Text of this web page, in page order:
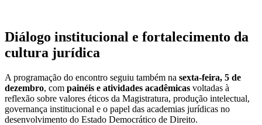
Diálogo institucional e fortalecimento da
cultura jurídica
A programação do encontro seguiu também na sexta-feira, 5 de
dezembro, com painéis e atividades acadêmicas voltadas à
reflexão sobre valores éticos da Magistratura, produção intelectual,
governança institucional e o papel das academias jurídicas no
desenvolvimento do Estado Democrático de Direito.